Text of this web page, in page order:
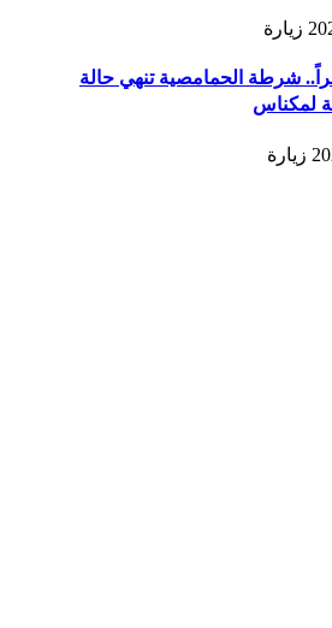
زيارة
طال 12 تاجراً.. شرطة الحمامصية تنهي حالة
لمكناس
زيارة